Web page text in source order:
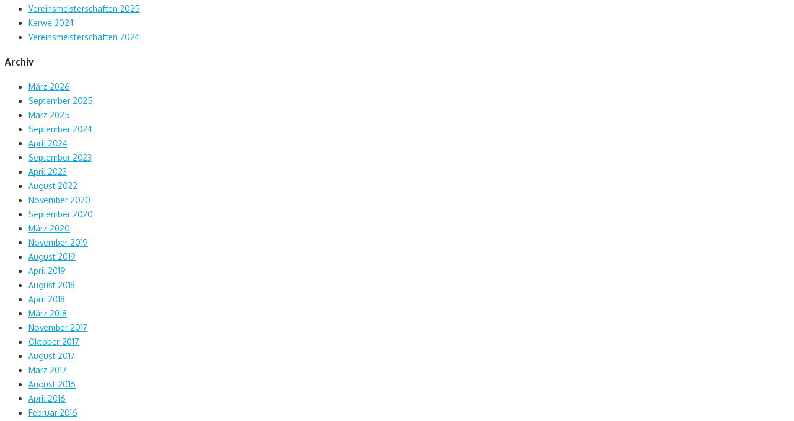
Vereinsmeisterschaften 2025
Kerwe 2024
Vereinsmeisterschaften 2024
Archiv
März 2026
September 2025
März 2025
September 2024
April 2024
September 2023
April 2023
August 2022
November 2020
September 2020
März 2020
November 2019
August 2019
April 2019
August 2018
April 2018
März 2018
November 2017
Oktober 2017
August 2017
März 2017
August 2016
April 2016
Februar 2016